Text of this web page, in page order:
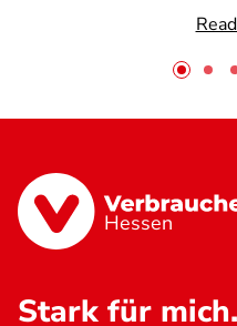
Hessen
Stark für mich.